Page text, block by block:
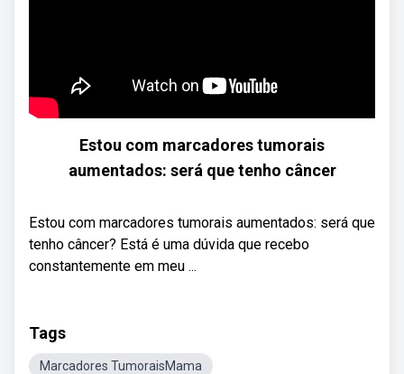
Estou com marcadores tumorais
aumentados: será que tenho câncer
Estou com marcadores tumorais aumentados: será que
tenho câncer? Está é uma dúvida que recebo
constantemente em meu ...
Tags
Marcadores TumoraisMama